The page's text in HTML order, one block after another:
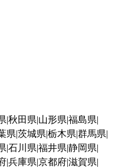
秋田県 山形県 福島県
県 茨城県 栃木県 群馬県
石川県 福井県 静岡県
兵庫県 京都府滋賀県